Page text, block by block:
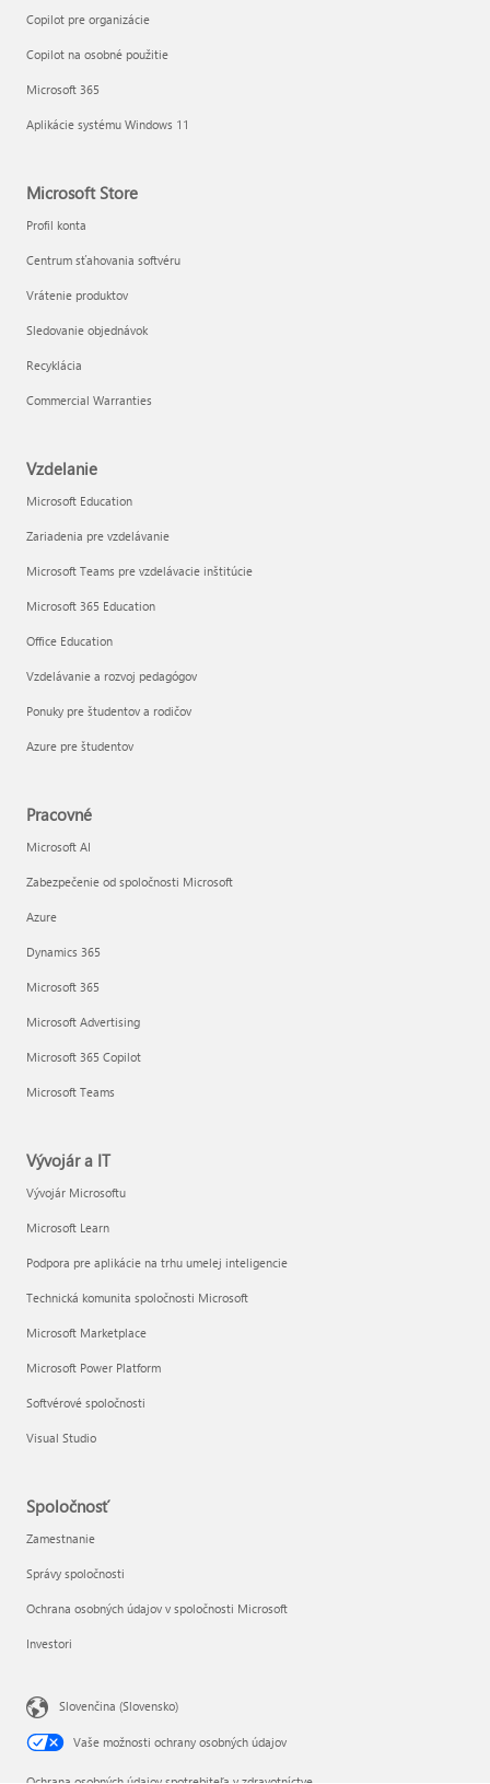
Copilot pre organizácie
Copilot na osobné použitie
Microsoft 365
Aplikácie systému Windows 11
Microsoft Store
Profil konta
Centrum sťahovania softvéru
Vrátenie produktov
Sledovanie objednávok
Recyklácia
Commercial Warranties
Vzdelanie
Microsoft Education
Zariadenia pre vzdelávanie
Microsoft Teams pre vzdelávacie inštitúcie
Microsoft 365 Education
Office Education
Vzdelávanie a rozvoj pedagógov
Ponuky pre študentov a rodičov
Azure pre študentov
Pracovné
Microsoft AI
Zabezpečenie od spoločnosti Microsoft
Azure
Dynamics 365
Microsoft 365
Microsoft Advertising
Microsoft 365 Copilot
Microsoft Teams
Vývojár a IT
Vývojár Microsoftu
Microsoft Learn
Podpora pre aplikácie na trhu umelej inteligencie
Technická komunita spoločnosti Microsoft
Microsoft Marketplace
Microsoft Power Platform
Softvérové spoločnosti
Visual Studio
Spoločnosť
Zamestnanie
Správy spoločnosti
Ochrana osobných údajov v spoločnosti Microsoft
Investori
Slovenčina (Slovensko)
Vaše možnosti ochrany osobných údajov